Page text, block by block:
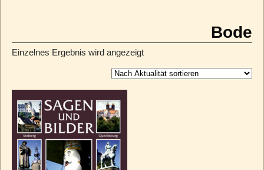
Bode
Einzelnes Ergebnis wird angezeigt